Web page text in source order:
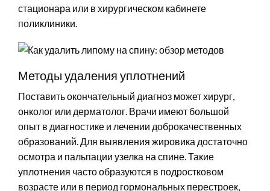
стационара или в хирургическом кабинете
поликлиники.
Методы удаления уплотнений
Поставить окончательный диагноз может хирург,
онколог или дерматолог. Врачи имеют большой
опыт в диагностике и лечении доброкачественных
образований. Для выявления жировика достаточно
осмотра и пальпации узелка на спине. Такие
уплотнения часто образуются в подростковом
возрасте или в период гормональных перестроек,